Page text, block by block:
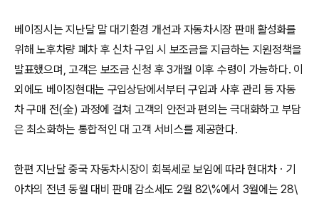
베이징시는 지난달 말 대기환경 개선과 자동차시장 판매 활성화를
위해 노후차량 폐차 후 신차 구입 시 보조금을 지급하는 지원정책을
발표했으며, 고객은 보조금 신청 후 3개월 이후 수령이 가능하다. 이
외에도 베이징현대는 구입상담에서부터 구입과 사후 관리 등 자동
차 구매 전(全) 과정에 걸쳐 고객의 안전과 편의는 극대화하고 부담
은 최소화하는 통합적인 대 고객 서비스를 제공한다.
한편 지난달 중국 자동차시장이 회복세로 보임에 따라 현대차ㆍ기
아차의 전년 동월 대비 판매 감소세도 2월 82\%에서 3월에는 28\